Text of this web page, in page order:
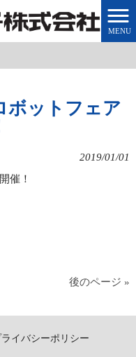
MENU
ボットフェア
2019/01/01
催！
後のページ »
ライバシーポリシー